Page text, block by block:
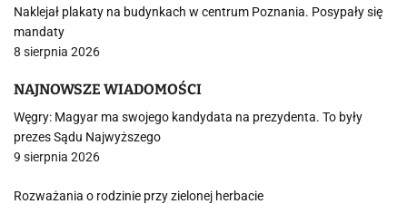
Naklejał plakaty na budynkach w centrum Poznania. Posypały się
mandaty
8 sierpnia 2026
NAJNOWSZE WIADOMOŚCI
Węgry: Magyar ma swojego kandydata na prezydenta. To były
prezes Sądu Najwyższego
9 sierpnia 2026
Rozważania o rodzinie przy zielonej herbacie